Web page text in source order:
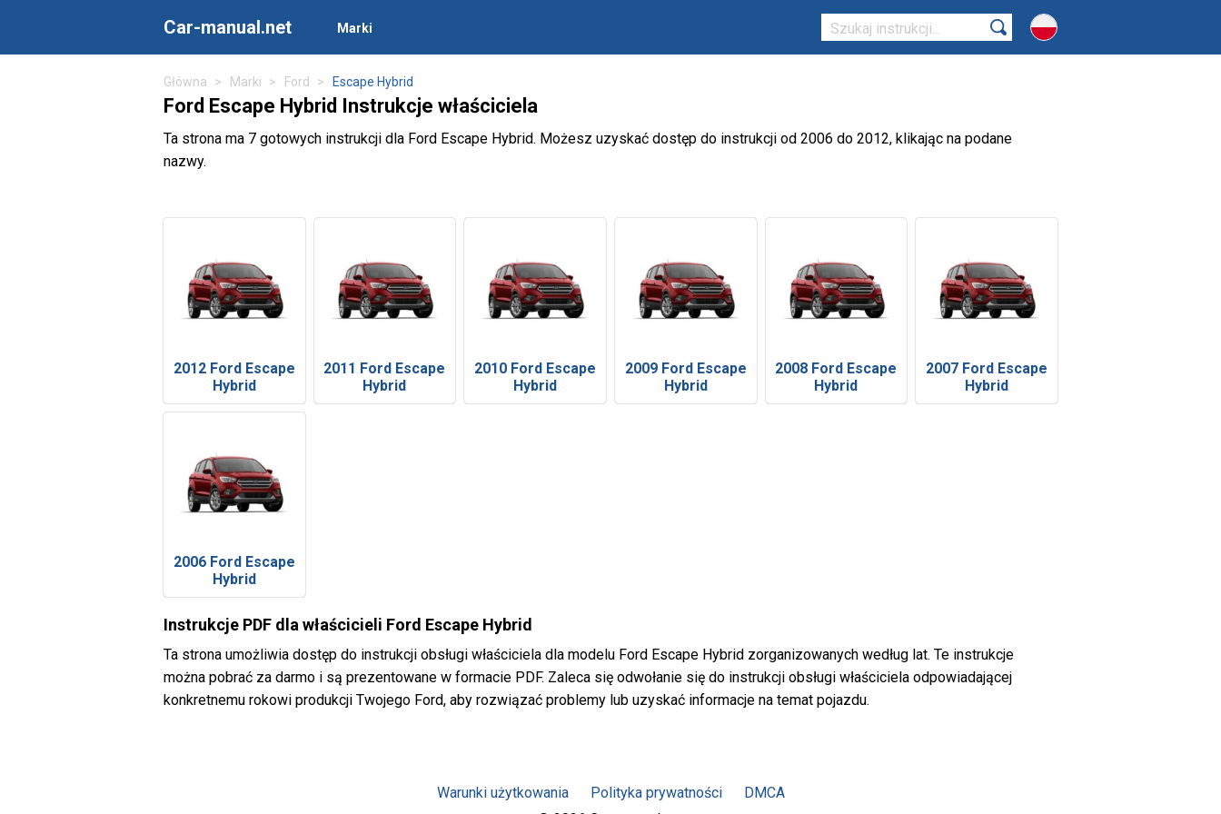
Car-manual.net Marki
Główna Marki Ford Escape Hybrid
Ford Escape Hybrid Instrukcje właściciela
Ta strona ma 7 gotowych instrukcji dla Ford Escape Hybrid. Możesz uzyskać dostęp do instrukcji od 2006 do 2012, klikając na podane
nazwy.
2012 Ford Escape
Hybrid
2011 Ford Escape
Hybrid
2010 Ford Escape
Hybrid
2009 Ford Escape
Hybrid
2008 Ford Escape
Hybrid
2007 Ford Escape
Hybrid
2006 Ford Escape
Hybrid
Instrukcje PDF dla właścicieli Ford Escape Hybrid
Ta strona umożliwia dostęp do instrukcji obsługi właściciela dla modelu Ford Escape Hybrid zorganizowanych według lat. Te instrukcje
można pobrać za darmo i są prezentowane w formacie PDF. Zaleca się odwołanie się do instrukcji obsługi właściciela odpowiadającej
konkretnemu rokowi produkcji Twojego Ford, aby rozwiązać problemy lub uzyskać informacje na temat pojazdu.
Warunki użytkowania Polityka prywatności
DMCA